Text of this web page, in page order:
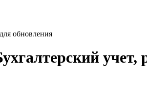
обновления
учет,